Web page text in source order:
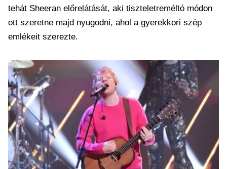
tehát Sheeran előrelátását, aki tiszteletreméltó módon
ott szeretne majd nyugodni, ahol a gyerekkori szép
emlékeit szerezte.